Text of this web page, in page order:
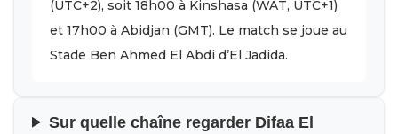
(UTC+2), soit 18h00 à Kinshasa (WAT, UTC+1)
et 17h00 à Abidjan (GMT). Le match se joue au
Stade Ben Ahmed El Abdi d’El Jadida.
Sur quelle chaîne regarder Difaa El